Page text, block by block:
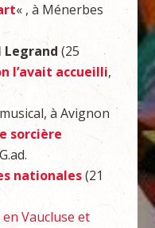
« , à Ménerbes
Legrand(25
l’avait accueilli,
à Avignon
sorcière
nationales(21
Vaucluse et